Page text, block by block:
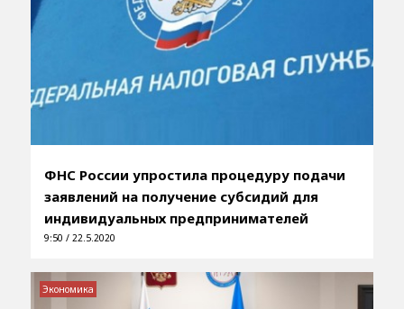
ФНС России упростила процедуру подачи
заявлений на получение субсидий для
индивидуальных предпринимателей
9:50 / 22.5.2020
Экономика